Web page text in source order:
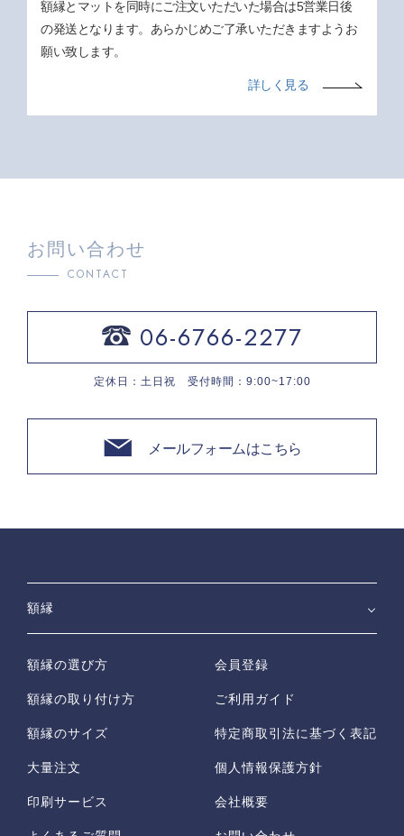
額縁とマットを同時にご注文いただいた場合は5営業日後
の発送となります。あらかじめご了承いただきますようお
願い致します。
詳しく見る
お問い合わせ
CONTACT
06-6766-2277
定休日：土日祝 受付時間：9:00~17:00
メールフォームはこちら
額縁
額縁の選び方
額縁の取り付け方
額縁のサイズ
大量注文
印刷サービス
会員登録
ご利用ガイド
特定商取引法に基づく表記
個人情報保護方針
会社概要